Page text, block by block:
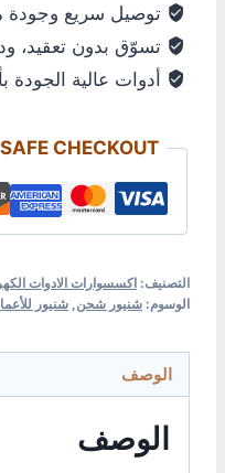
توصيل سريع وجودة
تسوّق بدون تعقيد،
أدوات عالية الجودة
CHECKOUT
التصنيف: اكسسوارات الادوات
الوسوم: شنيور شحن شنيور
الوصف
الوصف